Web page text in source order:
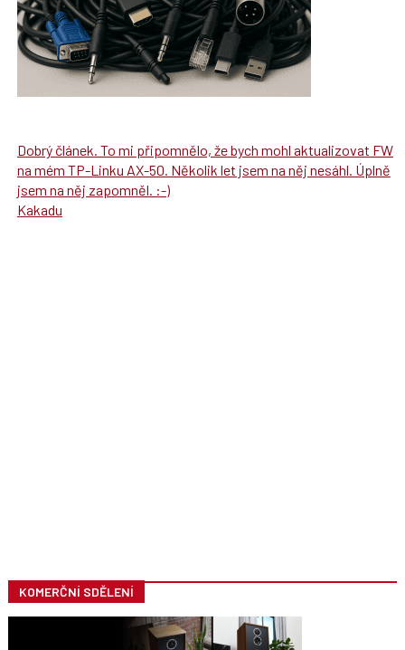
Dobrý článek. To mi připomnělo, že bych mohl aktualizovat FW
na mém TP-Linku AX-50. Několik let jsem na něj nesáhl. Úplně
jsem na něj zapomněl. :-)
Kakadu
KOMERČNÍ SDĚLENÍ